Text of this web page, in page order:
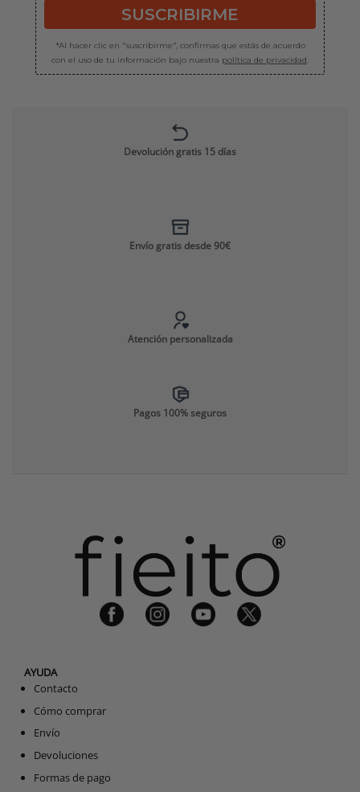
SUSCRIBIRME
*Al hacer clic en "suscribirme", confirmas que estás de acuerdo
con el uso de tu información bajo nuestra política de privacidad.
Devolución gratis 15 días
Envío gratis desde 90€
Atención personalizada
Pagos 100% seguros
AYUDA
Contacto
Cómo comprar
Envío
Devoluciones
Formas de pago